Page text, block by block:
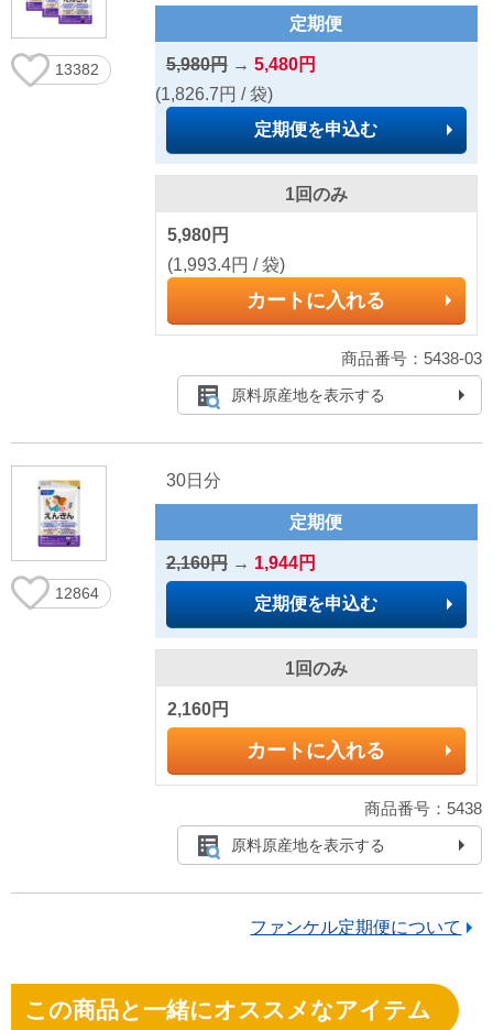
13382
定期便
5,980円→ 5,480円
(1,826.7円 / 袋)
定期便を申込む
1回のみ
5,980円
(1,993.4円 / 袋)
カートに入れる
商品番号：5438-03
原料原産地を表示する
12864
30日分
定期便
2,160円→ 1,944円
定期便を申込む
1回のみ
2,160円
カートに入れる
商品番号：5438
原料原産地を表示する
ファンケル定期便について
この商品と一緒にオススメなアイテム